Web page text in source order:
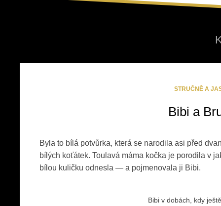
STRUČNĚ A
Bibi a
Byla to bílá potvůrka, která se narodila asi před
bílých koťátek. Toulavá máma kočka je porodila v
bílou kuličku odnesla — a pojmenovala ji Bibi.
Bibi v dobách, kdy